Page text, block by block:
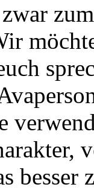
besser